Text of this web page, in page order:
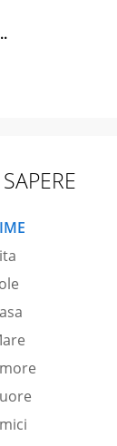
SAPERE